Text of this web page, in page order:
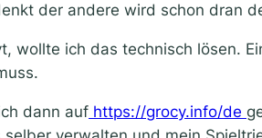
der andere wird schon dran
wollte ich das technisch lösen.
dann auf https://grocy.info/de